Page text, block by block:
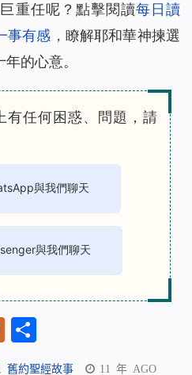
重任呢？點擊閱讀每日讀
事有感 ， 瞭解耶和華神揀選
年的心意。
有任何困惑、問題，請
與我們聊天
與我們聊天
Plurk
享
舊約聖經故事 11 年 AGO